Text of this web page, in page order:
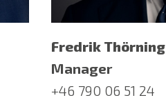
Fredrik Thörning
Manager
+46 790 06 51 24